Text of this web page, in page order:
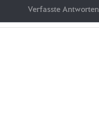
Verfasste Antworten